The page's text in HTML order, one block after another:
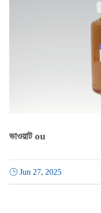
ভাওয়াট ou
Jun 27, 2025